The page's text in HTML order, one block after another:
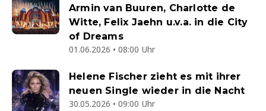
Armin van Buuren, Charlotte de
Witte, Felix Jaehn u.v.a. in die City
of Dreams
01.06.2026 • 08:00 Uhr
Helene Fischer zieht es mit ihrer
neuen Single wieder in die Nacht
30.05.2026 • 09:00 Uhr